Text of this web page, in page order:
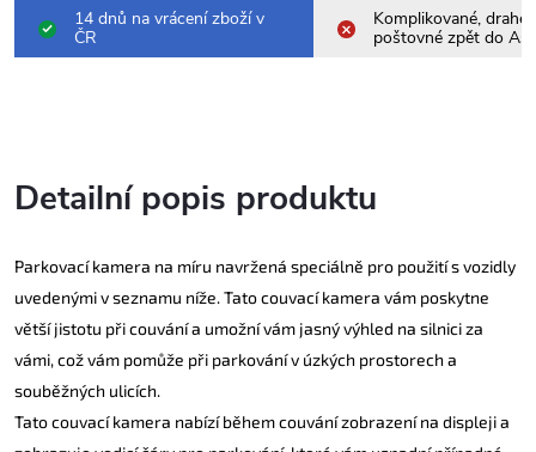
14 dnů na vrácení zboží v
ČR
Komplikované, drahé
poštovné zpět do
Detailní popis produktu
Parkovací kamera na míru navržená speciálně pro použití s vozidly
uvedenými v seznamu níže. Tato couvací kamera vám poskytne
větší jistotu při couvání a umožní vám jasný výhled na silnici za
vámi, což vám pomůže při parkování v úzkých prostorech a
souběžných ulicích.
Tato couvací kamera nabízí během couvání zobrazení na displeji a